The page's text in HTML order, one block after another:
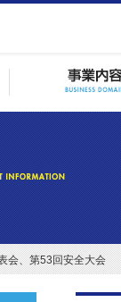
会、第53回安全大会